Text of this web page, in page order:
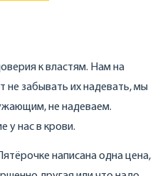
к властям. Нам на
не забывать их надевать, мы
не надеваем.
у нас в крови.
написана одна цена,